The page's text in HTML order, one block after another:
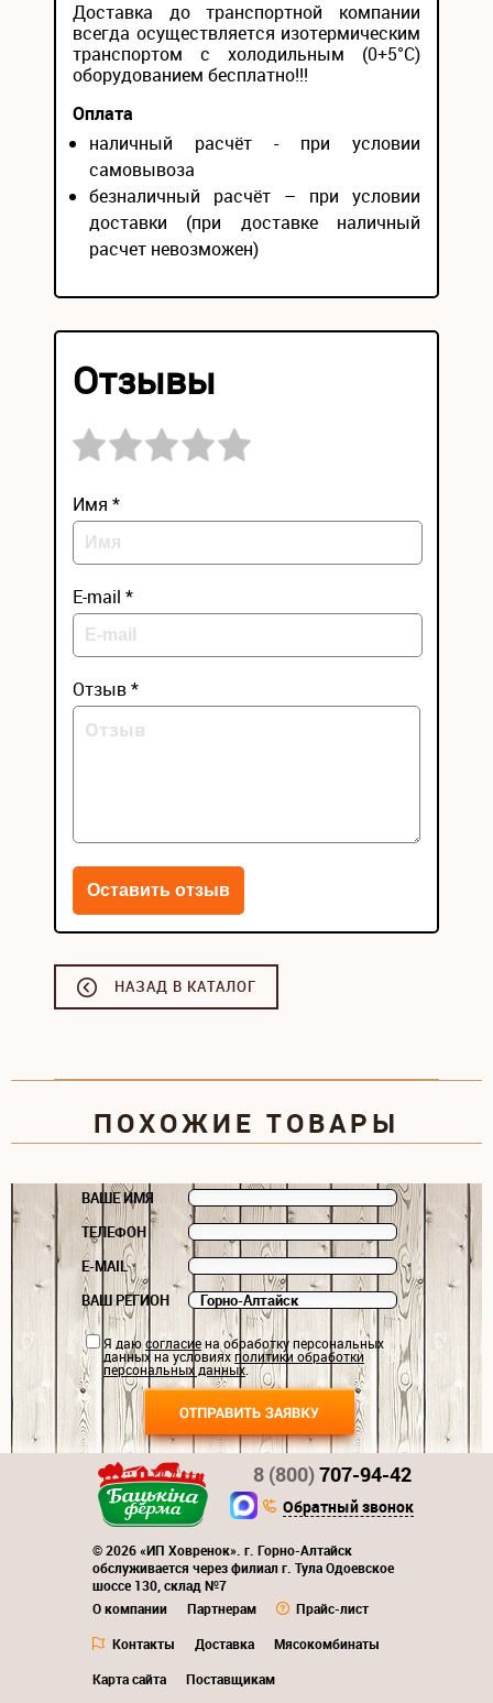
Доставка до транспортной компании
всегда осуществляется изотермическим
транспортом с холодильным (0+5°С)
оборудованием бесплатно!!!
Оплата
наличный расчёт - при условии
самовывоза
безналичный расчёт – при условии
доставки (при доставке наличный
расчет невозможен)
Отзывы
Имя *
E-mail *
Отзыв *
НАЗАД В КАТАЛОГ
ПОХОЖИЕ ТОВАРЫ
ВАШЕ ИМЯ
ТЕЛЕФОН
E-MAIL
ВАШ РЕГИОН
Я даюсогласиена обработку персональных
данных на условияхполитики обработки
персональных данных.
© 2026 «ИП Ховренок». г. Горно-Алтайск
обслуживается через филиал г. Тула Одоевское
шоссе 130, склад №7
О компании
Партнерам
Прайс-лист
Контакты
Доставка
Мясокомбинаты
Карта сайта
Поставщикам
8 (800)707-94-42
Обратный звонок